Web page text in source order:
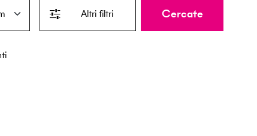
Altri filtri Cercate